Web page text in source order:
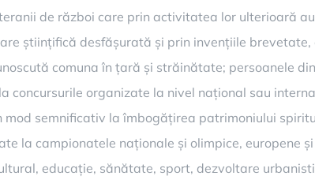
de război care prin activitatea lor ulterioară
științifică desfășurată și prin invențiile
comuna în țară și străinătate; persoanele
concursurile organizate la nivel național sau
semnificativ la îmbogățirea patrimoniului
la campionatele naționale și olimpice, europene
educație, sănătate, sport, dezvoltare